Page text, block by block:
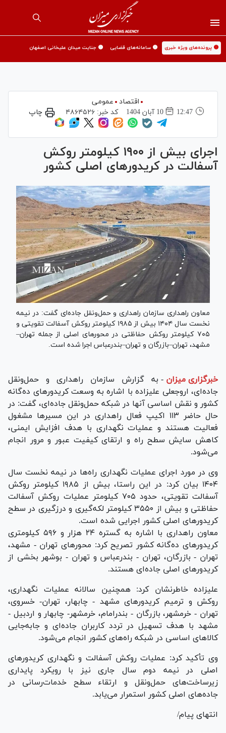
🟡 پرونده‌های ویژه خبری 🟡 سامانه‌های قضایی 🟡 جنایت میدان علیخانی اصفهان
اقتصاد
عمومی
12:47
10 آبان 1404 کد خبر:۴۸۶۴۵۲۶ چاپ
اجرای بیش از ۱۹۰۰ کیلومتر روکش
آسفالت در کریدورهای اصلی کشور
معاون راهداری سازمان راهداری و حمل‌ونقل جاده‌ای گفت: در نیمه
نخست سال ۱۴۰۴ بیش از ۱۹۸۵ کیلومتر روکش آسفالت تقویتی و
۷۰۵ کیلومتر روکش حفاظتی در محور‌های اصلی از جمله تهران–
مشهد، تهران–بازرگان و تهران–بندرعباس اجرا شده است.
خبرگزاری میزان - به گزارش سازمان راهداری و حمل‌ونقل
جاده‌ای، اروجعلی علیزاده با اشاره به وسعت کریدور‌های ده‌گانه
کشور و نقش اساسی آنها در شبکه حمل‌ونقل جاده‌ای، گفت: در
حال حاضر ۱۱۳ اکیپ فعال راهداری در این مسیر‌ها مشغول
فعالیت هستند و عملیات نگهداری با هدف افزایش ایمنی،
کاهش سایش سطح راه و ارتقای کیفیت عبور و مرور انجام
می‌شود.
وی در مورد اجرای عملیات نگهداری راه‌ها در نیمه نخست سال
۱۴۰۴ بیان کرد: در این راستا، بیش از ۱۹۸۵ کیلومتر روکش
آسفالت تقویتی، حدود ۷۰۵ کیلومتر عملیات روکش آسفالت
حفاظتی و بیش از ۳۵۵۰ کیلومتر لکه‌گیری و درزگیری در سطح
کریدور‌های اصلی کشور اجرایی شده است.
معاون راهداری با اشاره به گستره ۲۴ هزار و ۵۹۶ کیلومتری
کریدور‌های ده‌گانه کشور تصریح کرد: محور‌های تهران - مشهد،
تهران - بازرگان، تهران - بندرعباس و تهران - بوشهر بخشی از
کریدور‌های اصلی جاده‌ای هستند.
علیزاده خاطرنشان کرد: همچنین سالانه عملیات نگهداری،
روکش و ترمیم کریدور‌های مشهد - چابهار، تهران- خسروی،
تهران - خرمشهر، بازرگان - بندرامام، خرمشهر- چابهار و اردبیل -
مشهد با هدف تسهیل در تردد کاربران جاده‌ای و جابه‌جایی
کالا‌های اساسی در شبکه راه‌های کشور انجام می‌شود.
وی تأکید کرد: عملیات روکش آسفالت و نگهداری کریدور‌های
اصلی در نیمه دوم سال جاری نیز با رویکرد پایداری
زیرساخت‌های حمل‌ونقل و ارتقاء سطح خدمات‌رسانی در
جاده‌های اصلی کشور استمرار می‌یابد.
انتهای پیام/